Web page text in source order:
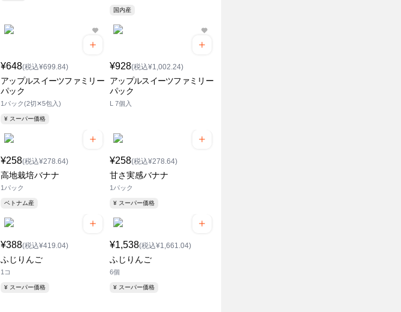
国内産
¥648(税込¥699.84)
アップルスイーツファミリー
パック
1パック(2切✕5包入)
¥ スーパー価格
¥928(税込¥1,002.24)
アップルスイーツファミリー
パック
L 7個入
¥258(税込¥278.64)
高地栽培バナナ
1パック
ベトナム産
¥258(税込¥278.64)
甘さ実感バナナ
1パック
¥ スーパー価格
¥388(税込¥419.04)
ふじりんご
1コ
¥ スーパー価格
¥1,538(税込¥1,661.04)
ふじりんご
6個
¥ スーパー価格